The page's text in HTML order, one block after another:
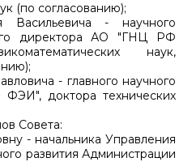
(по согласованию);
Васильевича - научного
директора АО "ГНЦ РФ
наук,
- главного научного
доктора технических
Совета:
- начальника Управления
развития Администрации